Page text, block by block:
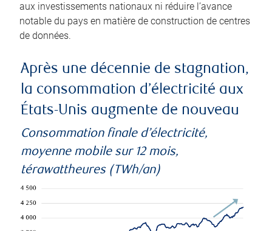
aux investissements nationaux ni réduire l’avance
notable du pays en matière de construction de centres
de données.
Après une décennie de stagnation,
la consommation d’électricité aux
États-Unis augmente de nouveau
Consommation finale d’électricité,
moyenne mobile sur 12 mois,
térawattheures (TWh/an)